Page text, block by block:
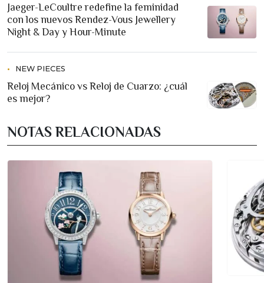
Jaeger-LeCoultre redefine la feminidad
con los nuevos Rendez-Vous Jewellery
Night & Day y Hour-Minute
NEW PIECES
Reloj Mecánico vs Reloj de Cuarzo: ¿cuál
es mejor?
NOTAS RELACIONADAS